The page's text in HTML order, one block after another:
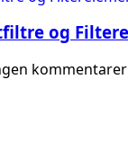
og
kommentarer